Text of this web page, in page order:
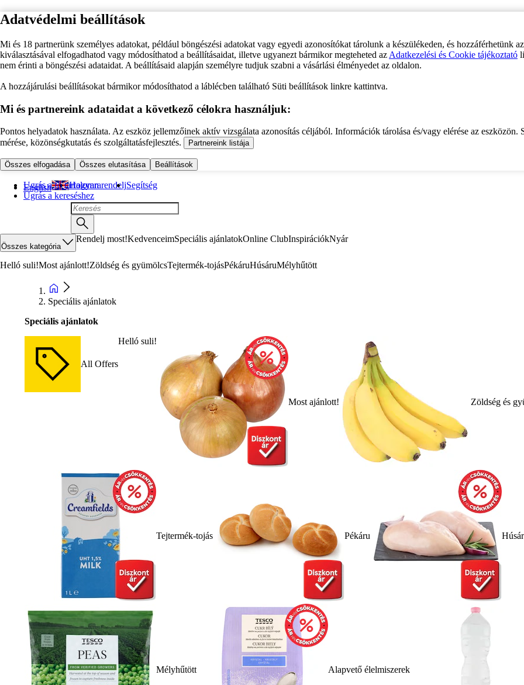
Adatvédelmi beállítások
Mi és 18 partnerünk személyes adatokat, például böngészési adatokat vagy egyedi azonosítókat tárolunk a készülékeden, és hozzáférhetünk
kiválasztásával elfogadhatod vagy módosíthatod a beállításaidat, illetve ugyanezt bármikor megteheted az Adatkezelési és Cookie tájékoztató
nem érinti a böngészési adataidat. A beállításaid alapján személyre tudjuk szabni a vásárlási élményedet az oldalon.
A hozzájárulási beállításokat bármikor módosíthatod a láblécben található Süti beállítások linkre kattintva.
Mi és partnereink adataidat a következő célokra használjuk:
Pontos helyadatok használata. Az eszköz jellemzőinek aktív vizsgálata azonosítás céljából. Információk tárolása és/vagy elérése az eszközön.
mérése, közönségkutatás és szolgáltatásfejlesztés.
Partnereink listája
Összes elfogadása Összes elutasítása Beállítások
Ugrás a fő tartalomra
Ugrás a kereséshez
English Hogyan rendeljSegítség
Összes kategória
Rendelj most!KedvenceimSpeciális ajánlatokOnline ClubInspirációkNyár
Helló suli!Most ajánlott!Zöldség és gyümölcsTejtermék-tojásPékáruHúsáruMélyhűtött
Speciális ajánlatok
Speciális ajánlatok
All Offers
Helló suli!
Most ajánlott! Zöldség és
Tejtermék-tojás Pékáru
Mélyhűtött Alapvető élelmiszerek